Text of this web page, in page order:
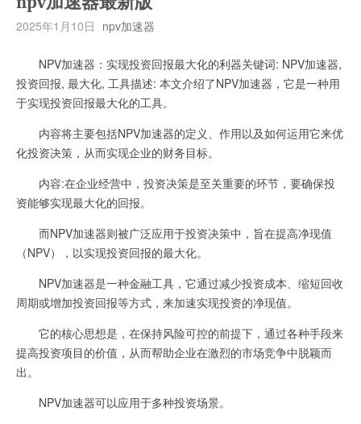
2025年1月10日 npv加速器
NPV加速器：实现投资回报最大化的利器关键词: NPV加速器,
投资回报, 最大化, 工具描述: 本文介绍了NPV加速器，它是一种用
于实现投资回报最大化的工具。
内容将主要包括NPV加速器的定义、作用以及如何运用它来优
化投资决策，从而实现企业的财务目标。
内容:在企业经营中，投资决策是至关重要的环节，要确保投
资能够实现最大化的回报。
而NPV加速器则被广泛应用于投资决策中，旨在提高净现值
（NPV），以实现投资回报的最大化。
NPV加速器是一种金融工具，它通过减少投资成本、缩短回收
周期或增加投资回报等方式，来加速实现投资的净现值。
它的核心思想是，在保持风险可控的前提下，通过各种手段来
提高投资项目的价值，从而帮助企业在激烈的市场竞争中脱颖而
出。
NPV加速器可以应用于多种投资场景。